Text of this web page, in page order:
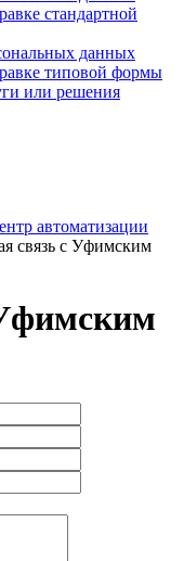
стандартной
данных
типовой формы
или решения
автоматизации
связь с Уфимским